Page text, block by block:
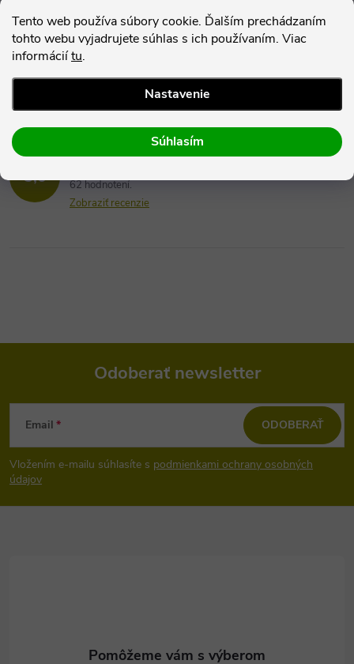
Tento web používa súbory cookie. Ďalším prechádzaním
tohto webu vyjadrujete súhlas s ich používaním. Viac
informáciítu.
Nastavenie
Súhlasím
Diskusia
5,0
62 hodnotení
Zobraziť recenzie
Z
á
p
Odoberať newsletter
Email
Vložením e-mailu súhlasíte s podmienkami ochrany osobných
údajov
ODOBERAŤ